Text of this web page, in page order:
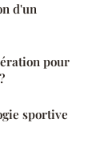
d'un
pour
sportive